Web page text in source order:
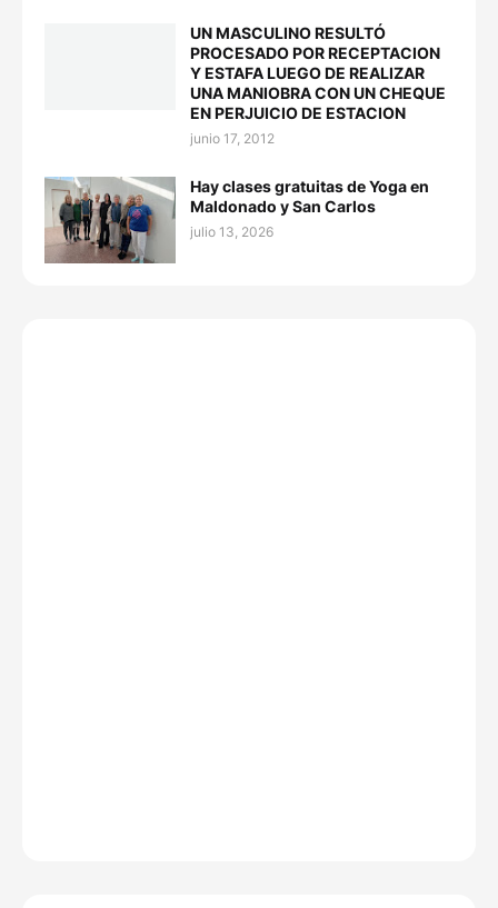
UN MASCULINO RESULTÓ
PROCESADO POR RECEPTACION
Y ESTAFA LUEGO DE REALIZAR
UNA MANIOBRA CON UN CHEQUE
EN PERJUICIO DE ESTACION
junio 17, 2012
Hay clases gratuitas de Yoga en
Maldonado y San Carlos
julio 13, 2026